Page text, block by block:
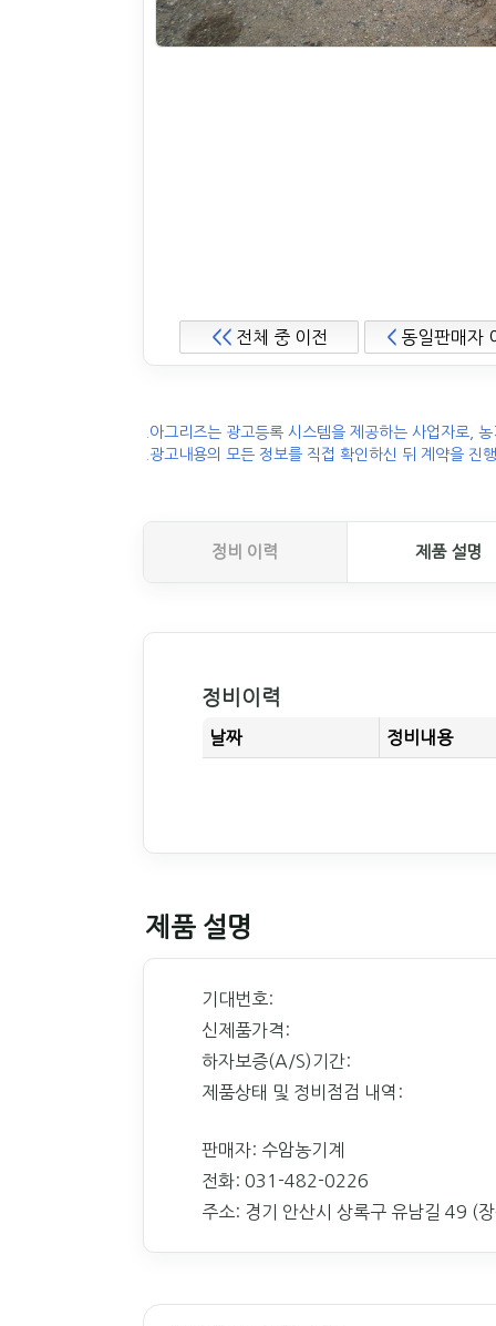
<<전체 중 이전 < 동일판매자
.아그리즈는 광고등록 시스템을 제공하는 사업자로,
.광고내용의 모든 정보를 직접 확인하신 뒤 계약을 진
정비 이력 제품 설명
정비이력
날짜 정비내용
제품 설명
기대번호:
신제품가격:
하자보증(A/S)기간:
제품상태 및 정비점검 내역:
판매자: 수암농기계
전화: 031-482-0226
주소: 경기 안산시 상록구 유남길 49